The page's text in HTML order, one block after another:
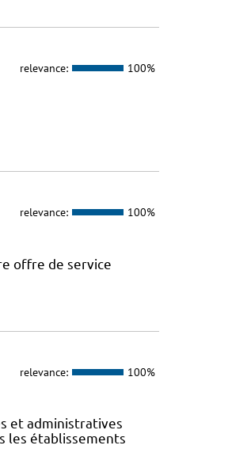
relevance: 100%
relevance: 100%
offre de service
relevance: 100%
et administratives
les établissements